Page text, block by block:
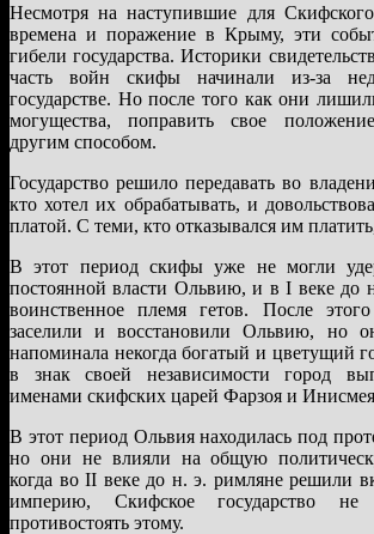
Несмотря на наступившие для
времена и поражение в Крыму, эти
гибели государства. Историки
часть войн скифы начинали из-за
государстве. Но после того как они
могущества, поправить свое
другим способом.
Государство решило передавать во
кто хотел их обрабатывать, и
платой. С теми, кто отказывался им
В этот период скифы уже не могли
постоянной власти Ольвию, и в I веке до
воинственное племя гетов. После
заселили и восстановили Ольвию, но
напоминала некогда богатый и цветущий
в знак своей независимости город
именами скифских царей Фарзоя и
В этот период Ольвия находилась под
но они не влияли на общую
когда во II веке до н. э. римляне решили
империю, Скифское государство
противостоять этому.